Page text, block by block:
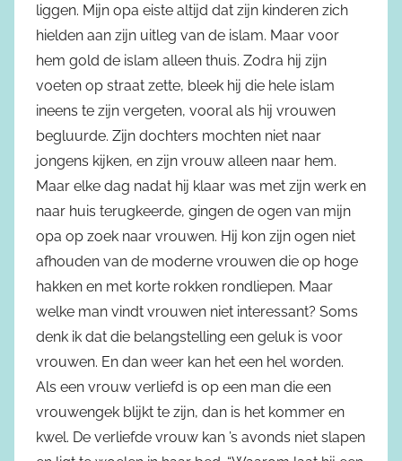
liggen. Mijn opa eiste altijd dat zijn kinderen zich
hielden aan zijn uitleg van de islam. Maar voor
hem gold de islam alleen thuis. Zodra hij zijn
voeten op straat zette, bleek hij die hele islam
ineens te zijn vergeten, vooral als hij vrouwen
begluurde. Zijn dochters mochten niet naar
jongens kijken, en zijn vrouw alleen naar hem.
Maar elke dag nadat hij klaar was met zijn werk en
naar huis terugkeerde, gingen de ogen van mijn
opa op zoek naar vrouwen. Hij kon zijn ogen niet
afhouden van de moderne vrouwen die op hoge
hakken en met korte rokken rondliepen. Maar
welke man vindt vrouwen niet interessant? Soms
denk ik dat die belangstelling een geluk is voor
vrouwen. En dan weer kan het een hel worden.
Als een vrouw verliefd is op een man die een
vrouwengek blijkt te zijn, dan is het kommer en
kwel. De verliefde vrouw kan ’s avonds niet slapen